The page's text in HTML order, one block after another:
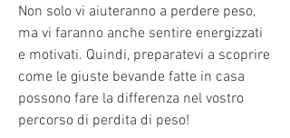
Non solo vi aiuteranno a perdere peso,
ma vi faranno anche sentire energizzati
e motivati. Quindi, preparatevi a scoprire
come le giuste bevande fatte in casa
possono fare la differenza nel vostro
percorso di perdita di peso!